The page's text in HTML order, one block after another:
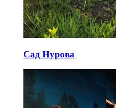
Сад Нурова